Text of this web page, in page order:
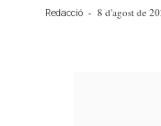
Redacció - 8 d'agost de